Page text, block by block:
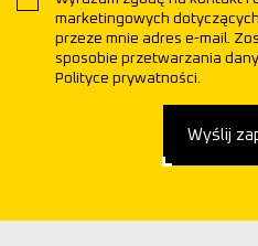
marketingowych
przeze mnie adres e-mail.
sposobie przetwarzania
Polityce prywatności.
Wyślij